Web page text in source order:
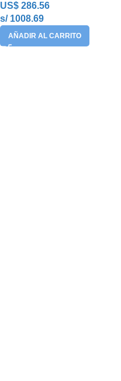
US$ 286.56
s/ 1008.69
AÑADIR AL CARRITO